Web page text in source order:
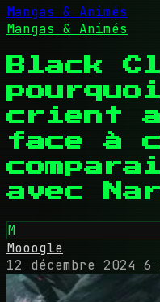
Mangas & Animés
Mangas & Animés
Black
crient
face à
avec
M
Mooogle
12 décembre 2024 6